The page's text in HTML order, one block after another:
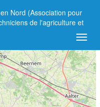
Nord (Association pour
de l'agriculture et